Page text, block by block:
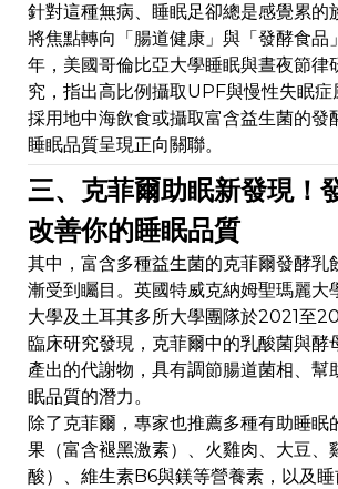
針對這種無病、睡眠足卻總是感覺累的
將焦點轉向「腸道健康」與「發酵食
年，美國哥倫比亞大學睡眠與晝夜節律
究，指出高比例攝取UPF與慢性失眠症
採用地中海飲食或攝取富含益生菌的發
睡眠品質呈現正向關聯。
三、克菲爾助眠新發現！
改善你的睡眠品質
其中，富含多種益生菌的克菲爾發酵乳
漸受到矚目。英國特威克納姆聖瑪麗大
大學及土耳其多所大學團隊於2021至
臨床研究發現，克菲爾中的乳酸菌與酵
產出的代謝物，具有調節腸道菌相、幫
眠品質的潛力。
除了克菲爾，專家也推薦多種有助睡眠
果（富含褪黑激素）、火雞肉、大豆、
酸）、維生素B6與鎂等營養素，以及